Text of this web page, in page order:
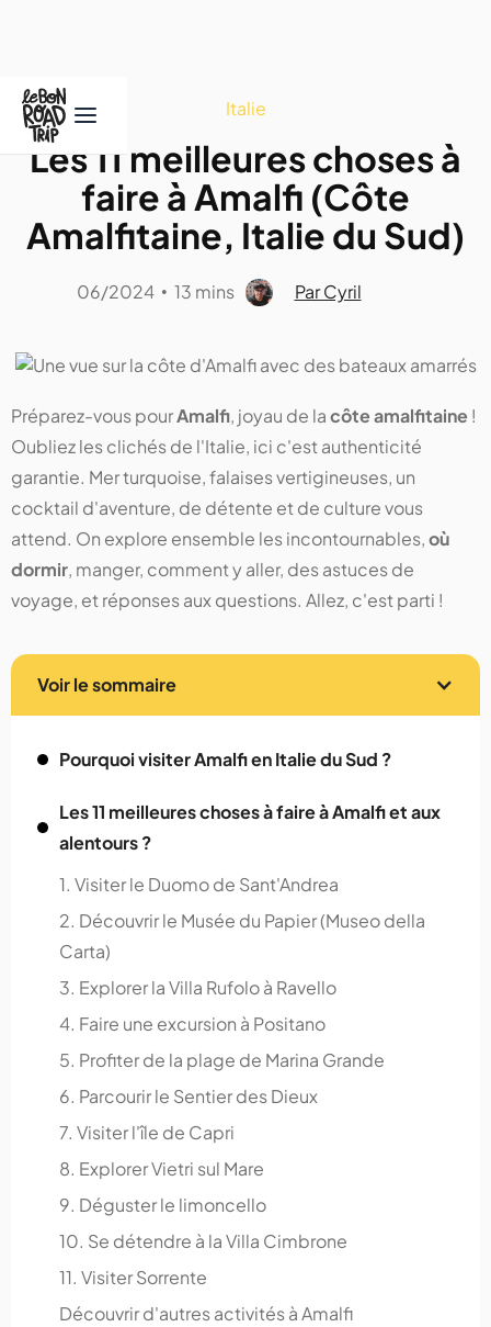
Italie
Les 11 meilleures choses à
faire à Amalfi (Côte
Amalfitaine, Italie du Sud)
06/2024 • 13 mins Par Cyril
Préparez-vous pourAmalfi, joyau de lacôte amalfitaine!
Oubliez les clichés de l'Italie, ici c'est authenticité
garantie. Mer turquoise, falaises vertigineuses, un
cocktail d'aventure, de détente et de culture vous
attend. On explore ensemble les incontournables,où
dormir, manger, comment y aller, des astuces de
voyage, et réponses aux questions. Allez, c'est parti !
Voir le sommaire
Pourquoi visiter Amalfi en Italie du Sud ?
Les 11 meilleures choses à faire à Amalfi et aux
alentours ?
1. Visiter le Duomo de Sant'Andrea
2. Découvrir le Musée du Papier (Museo della
Carta)
3. Explorer la Villa Rufolo à Ravello
4. Faire une excursion à Positano
5. Profiter de la plage de Marina Grande
6. Parcourir le Sentier des Dieux
7. Visiter l'île de Capri
8. Explorer Vietri sul Mare
9. Déguster le limoncello
10. Se détendre à la Villa Cimbrone
11. Visiter Sorrente
Découvrir d'autres activités à Amalfi